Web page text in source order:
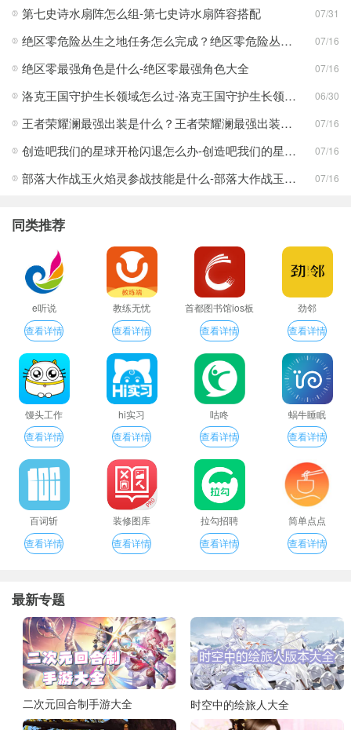
第七史诗水扇阵怎么组-第七史诗水扇阵容搭配 07/31
绝区零危险丛生之地任务怎么完成？绝区零危险丛生之地任务完成攻略 07/16
绝区零最强角色是什么-绝区零最强角色大全 07/16
洛克王国守护生长领域怎么过-洛克王国守护生长领域通关攻略 06/30
王者荣耀澜最强出装是什么？王者荣耀澜最强出装分享 07/16
创造吧我们的星球开枪闪退怎么办-创造吧我们的星球开枪闪退合集 07/16
部落大作战玉火焰灵参战技能是什么-部落大作战玉火焰灵参战技能合集 07/16
同类推荐
e听说
查看详情
教练无忧
查看详情
首都图书馆ios板
查看详情
劲邻
查看详情
馒头工作
查看详情
hi实习
查看详情
咕咚
查看详情
蜗牛睡眠
查看详情
百词斩
查看详情
装修图库
查看详情
拉勾招聘
查看详情
简单点点
查看详情
最新专题
二次元回合制手游大全 时空中的绘旅人大全